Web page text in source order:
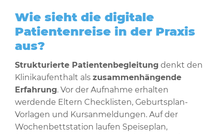
Wie sieht die digitale
Patientenreise in der Praxis
aus?
Strukturierte Patientenbegleitung denkt den
Klinikaufenthalt als zusammenhängende
Erfahrung. Vor der Aufnahme erhalten
werdende Eltern Checklisten, Geburtsplan-
Vorlagen und Kursanmeldungen. Auf der
Wochenbettstation laufen Speiseplan,